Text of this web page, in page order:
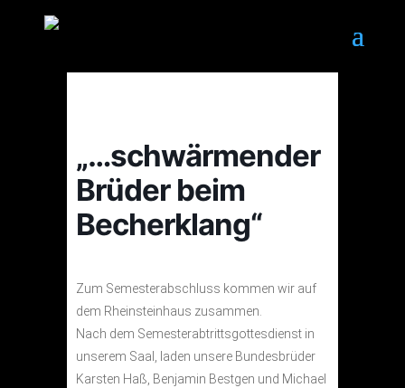
„…schwärmender
Brüder beim
Becherklang“
Zum Semesterabschluss kommen wir auf
dem Rheinsteinhaus zusammen.
Nach dem Semesterabtrittsgottesdienst in
unserem Saal, laden unsere Bundesbrüder
Karsten Haß, Benjamin Bestgen und Michael